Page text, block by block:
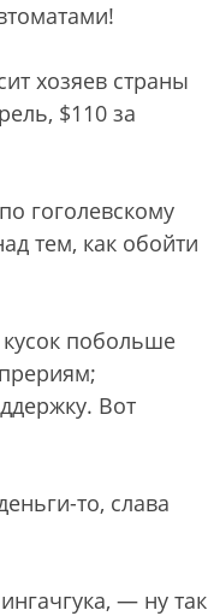
хозяев страны
$110 за
гоголевскому
тем, как обойти
побольше
Вот
то, слава
— ну так